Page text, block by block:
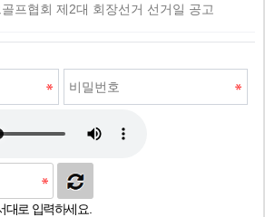
프협회 제2대 회장선거 선거일 공고
대로 입력하세요.